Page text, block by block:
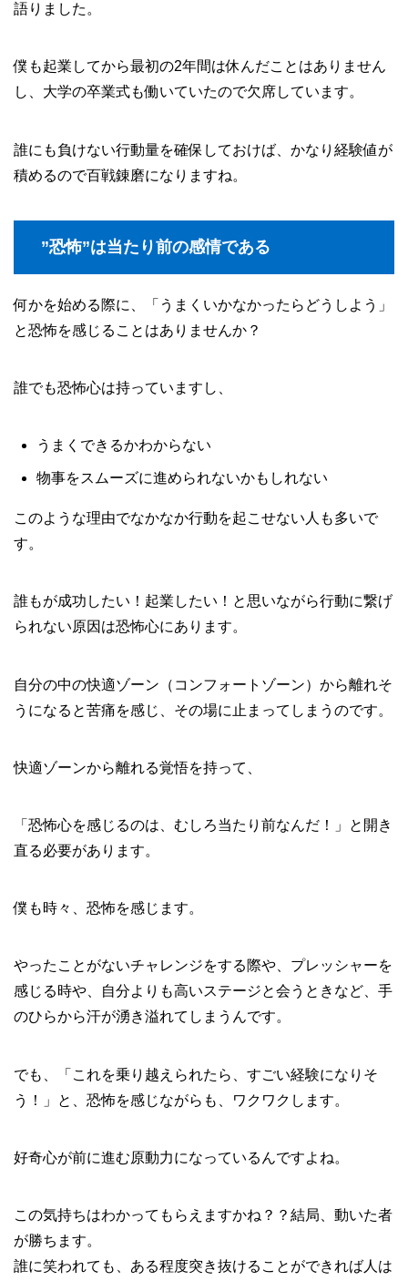
語りました。
僕も起業してから最初の2年間は休んだことはありません
し、大学の卒業式も働いていたので欠席しています。
誰にも負けない行動量を確保しておけば、かなり経験値が
積めるので百戦錬磨になりますね。
”恐怖”は当たり前の感情である
何かを始める際に、「うまくいかなかったらどうしよう」
と恐怖を感じることはありませんか？
誰でも恐怖心は持っていますし、
うまくできるかわからない
物事をスムーズに進められないかもしれない
このような理由でなかなか行動を起こせない人も多いで
す。
誰もが成功したい！起業したい！と思いながら行動に繋げ
られない原因は恐怖心にあります。
自分の中の快適ゾーン（コンフォートゾーン）から離れそ
うになると苦痛を感じ、その場に止まってしまうのです。
快適ゾーンから離れる覚悟を持って、
「恐怖心を感じるのは、むしろ当たり前なんだ！」と開き
直る必要があります。
僕も時々、恐怖を感じます。
やったことがないチャレンジをする際や、プレッシャーを
感じる時や、自分よりも高いステージと会うときなど、手
のひらから汗が湧き溢れてしまうんです。
でも、「これを乗り越えられたら、すごい経験になりそ
う！」と、恐怖を感じながらも、ワクワクします。
好奇心が前に進む原動力になっているんですよね。
この気持ちはわかってもらえますかね？？結局、動いた者
が勝ちます。
誰に笑われても、ある程度突き抜けることができれば人は